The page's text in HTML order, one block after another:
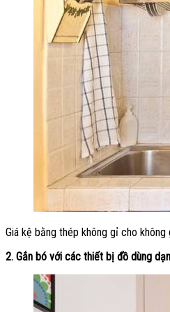
Giá kệ bằng thép không gỉ cho
2. Gắn bó với các thiết bị đồ dùng